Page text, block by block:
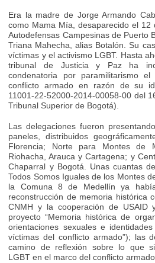
Era la madre de Jorge Armando
como Mama Mía, desaparecido el
Autodefensas Campesinas de Puerto
Triana Mahecha, alias Botalón. Su
víctimas y el activismo LGBT. Hasta
tribunal de Justicia y Paz ha
condenatoria por paramilitarismo
conflicto armado en razón de su
11001-22-52000-2014-00058-00 del
Tribunal Superior de Bogotá).
Las delegaciones fueron
paneles, distribuidos
Florencia; Norte para Montes de
Riohacha, Arauca y Cartagena; y
Chaparral y Bogotá. Unas cuantas
Todos Somos Iguales de los Montes
la Comuna 8 de Medellín ya
reconstrucción de memoria histórica
CNMH y la cooperación de
proyecto “Memoria histórica de
orientaciones sexuales e
víctimas del conflicto armado”); las
camino de reflexión sobre lo que
LGBT en el marco del conflicto armado.